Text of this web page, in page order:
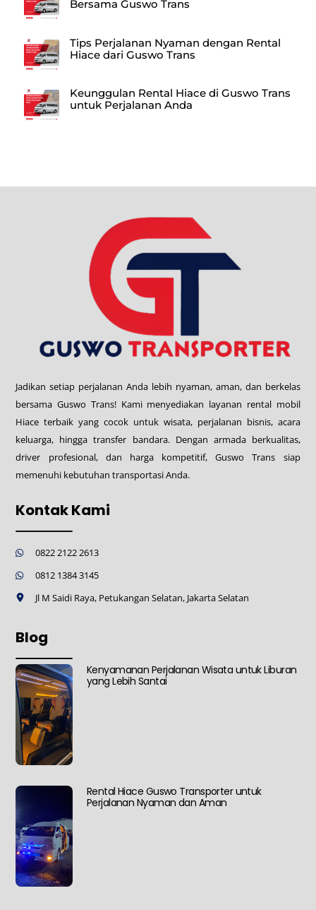
Bersama Guswo Trans
Tips Perjalanan Nyaman dengan Rental
Hiace dari Guswo Trans
Keunggulan Rental Hiace di Guswo Trans
untuk Perjalanan Anda
Jadikan setiap perjalanan Anda lebih nyaman, aman, dan berkelas
bersama Guswo Trans! Kami menyediakan layanan rental mobil
Hiace terbaik yang cocok untuk wisata, perjalanan bisnis, acara
keluarga, hingga transfer bandara. Dengan armada berkualitas,
driver profesional, dan harga kompetitif, Guswo Trans siap
memenuhi kebutuhan transportasi Anda.
Kontak Kami
0822 2122 2613
0812 1384 3145
Jl M Saidi Raya, Petukangan Selatan, Jakarta Selatan
Blog
Kenyamanan Perjalanan Wisata untuk Liburan
yang Lebih Santai
Rental Hiace Guswo Transporter untuk
Perjalanan Nyaman dan Aman